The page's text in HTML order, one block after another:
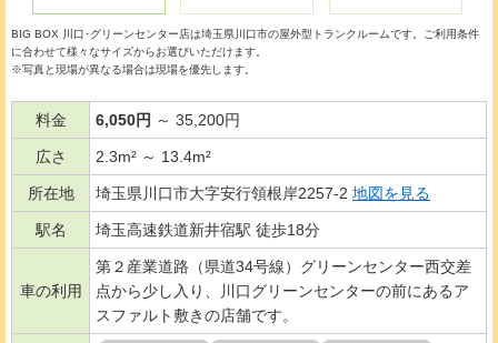
BIG BOX 川口･グリーンセンター店は埼玉県川口市の屋外型トランクルームです。ご利用条件
に合わせて様々なサイズからお選びいただけます。
※写真と現場が異なる場合は現場を優先します。
料金 6,050円 ～ 35,200円
広さ 2.3m² ～ 13.4m²
所在地 埼玉県川口市大字安行領根岸2257-2 地図を見る
駅名 埼玉高速鉄道新井宿駅 徒歩18分
車の利用
第２産業道路（県道34号線）グリーンセンター西交差
点から少し入り、川口グリーンセンターの前にあるア
スファルト敷きの店舗です。